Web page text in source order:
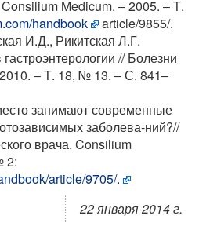
Medicum. ‒ 2005. ‒ Т.
handbook
article/9855/.
И.Д., Рикитская Л.Г.
// Болезни
‒ Т. 18, № 13. ‒ С. 841‒
занимают современные
заболева-ний?//
врача. Consilium
2:
article/9705/.
22 января 2014 г.